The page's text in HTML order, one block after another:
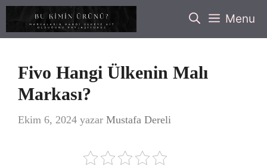
İçeriğe
Menu
Fivo Hangi Ülkenin Malı
Markası?
Ekim 6, 2024 yazar Mustafa Dereli